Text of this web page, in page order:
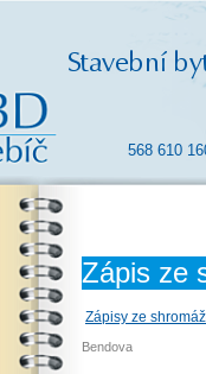
568 610
Zápis ze
Zápisy ze
Bendova